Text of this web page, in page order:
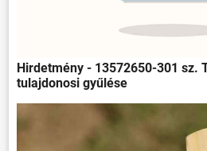
Hirdetmény - 13572650-301 sz.
tulajdonosi gyűlése